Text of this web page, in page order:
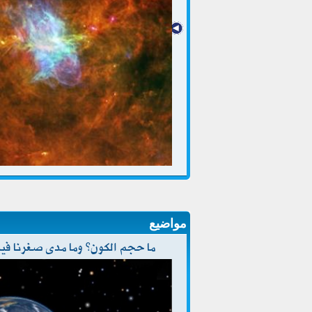
مواضيع
ما حجم الكون؟ وما مدى صغرنا